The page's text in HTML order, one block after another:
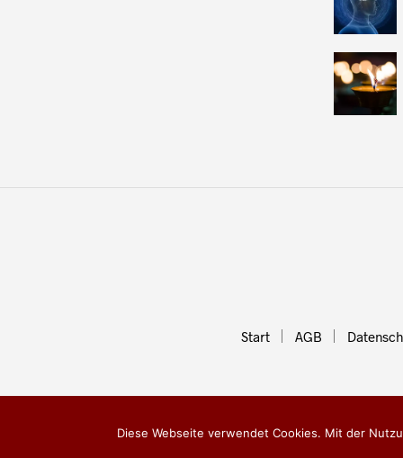
Start AGB
Diese Webseite verwendet Cookies. Mit der